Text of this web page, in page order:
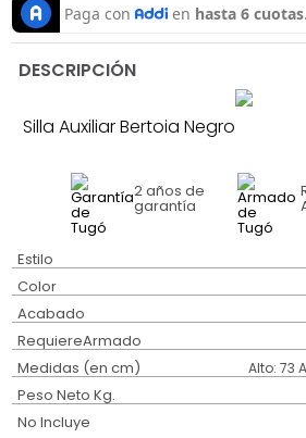
DESCRIPCIÓN
Silla Auxiliar Bertoia Negro
2 años de
garantía
Estilo
Color
Acabado
RequiereArmado
Medidas (en cm) Alto: 73
Peso Neto Kg.
No Incluye